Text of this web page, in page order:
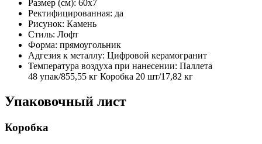
Размер (см): 60x7
Ректифицированная: да
Рисунок: Камень
Стиль: Лофт
Форма: прямоугольник
Адгезия к металлу: Цифровой керамогранит
Температура воздуха при нанесении: Паллета
48 упак/855,55 кг Коробка 20 шт/17,82 кг
Упаковочный лист
Коробка